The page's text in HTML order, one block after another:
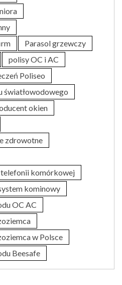
Parasol grzewczy
polisy OC i AC
Poliseo
światłowodowego
okien
zdrowotne
telefonii komórkowej
kominowy
OC AC
w Polsce
Beesafe